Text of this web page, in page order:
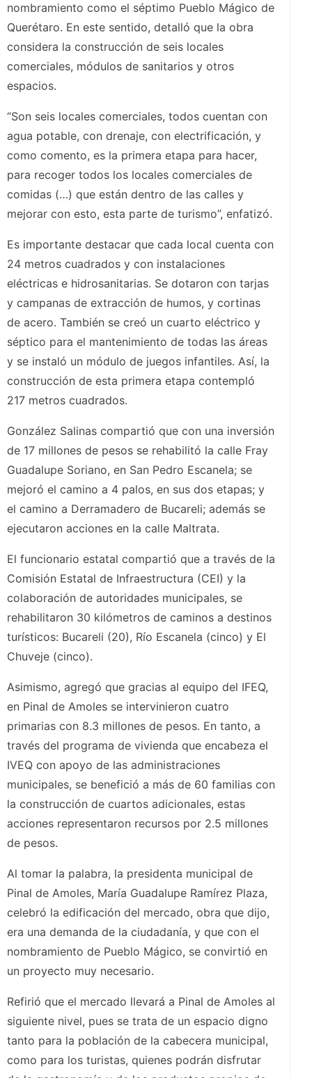
nombramiento como el séptimo Pueblo Mágico de
Querétaro. En este sentido, detalló que la obra
considera la construcción de seis locales
comerciales, módulos de sanitarios y otros
espacios.
“Son seis locales comerciales, todos cuentan con
agua potable, con drenaje, con electrificación, y
como comento, es la primera etapa para hacer,
para recoger todos los locales comerciales de
comidas (…) que están dentro de las calles y
mejorar con esto, esta parte de turismo”, enfatizó.
Es importante destacar que cada local cuenta con
24 metros cuadrados y con instalaciones
eléctricas e hidrosanitarias. Se dotaron con tarjas
y campanas de extracción de humos, y cortinas
de acero. También se creó un cuarto eléctrico y
séptico para el mantenimiento de todas las áreas
y se instaló un módulo de juegos infantiles. Así, la
construcción de esta primera etapa contempló
217 metros cuadrados.
González Salinas compartió que con una inversión
de 17 millones de pesos se rehabilitó la calle Fray
Guadalupe Soriano, en San Pedro Escanela; se
mejoró el camino a 4 palos, en sus dos etapas; y
el camino a Derramadero de Bucareli; además se
ejecutaron acciones en la calle Maltrata.
El funcionario estatal compartió que a través de la
Comisión Estatal de Infraestructura (CEI) y la
colaboración de autoridades municipales, se
rehabilitaron 30 kilómetros de caminos a destinos
turísticos: Bucareli (20), Río Escanela (cinco) y El
Chuveje (cinco).
Asimismo, agregó que gracias al equipo del IFEQ,
en Pinal de Amoles se intervinieron cuatro
primarias con 8.3 millones de pesos. En tanto, a
través del programa de vivienda que encabeza el
IVEQ con apoyo de las administraciones
municipales, se benefició a más de 60 familias con
la construcción de cuartos adicionales, estas
acciones representaron recursos por 2.5 millones
de pesos.
Al tomar la palabra, la presidenta municipal de
Pinal de Amoles, María Guadalupe Ramírez Plaza,
celebró la edificación del mercado, obra que dijo,
era una demanda de la ciudadanía, y que con el
nombramiento de Pueblo Mágico, se convirtió en
un proyecto muy necesario.
Refirió que el mercado llevará a Pinal de Amoles al
siguiente nivel, pues se trata de un espacio digno
tanto para la población de la cabecera municipal,
como para los turistas, quienes podrán disfrutar